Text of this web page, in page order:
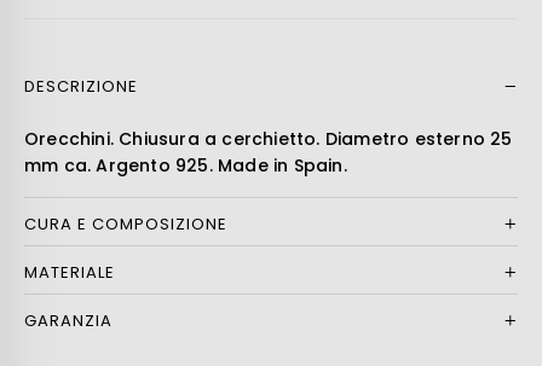
DESCRIZIONE
Orecchini. Chiusura a cerchietto. Diametro esterno 25
mm ca. Argento 925. Made in Spain.
CURA E COMPOSIZIONE
MATERIALE
GARANZIA